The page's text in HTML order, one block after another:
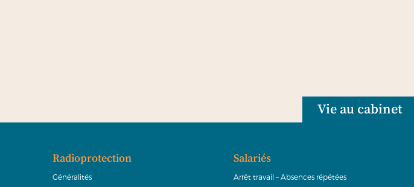
Vie au cabinet
Radioprotection
Généralités
Salariés
Arrêt travail – Absences répétées